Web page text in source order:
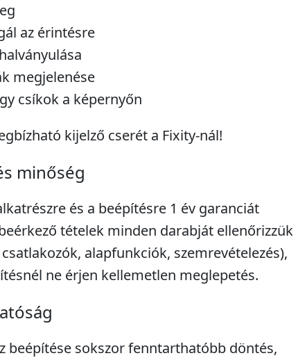
az érintésre
megjelenése
csíkok a képernyőn
kijelző cserét a Fixity-nál!
minőség
és a beépítésre 1 év garanciát
tételek minden darabját ellenőrizzük
alapfunkciók, szemrevételezés),
ne érjen kellemetlen meglepetés.
beépítése sokszor fenntarthatóbb döntés,